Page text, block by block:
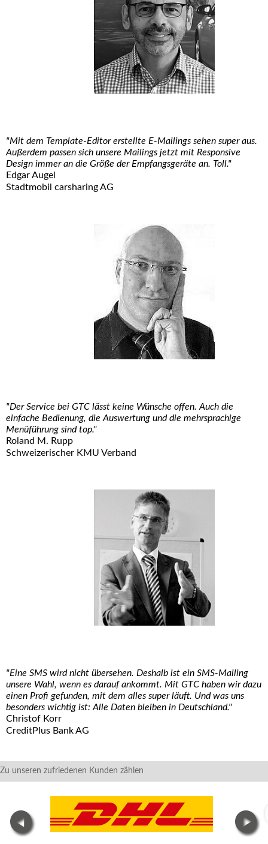
"Mit dem Template-Editor erstellte E-Mailings sehen super aus.
Außerdem passen sich unsere Mailings jetzt mit Responsive
Design immer an die Größe der Empfangsgeräte an. Toll."
Edgar Augel
Stadtmobil carsharing AG
"Der Service bei GTC lässt keine Wünsche offen. Auch die
einfache Bedienung, die Auswertung und die mehrsprachige
Menüführung sind top."
Roland M. Rupp
Schweizerischer KMU Verband
"Eine SMS wird nicht übersehen. Deshalb ist ein SMS-Mailing
unsere Wahl, wenn es darauf ankommt. Mit GTC haben wir dazu
einen Profi gefunden, mit dem alles super läuft. Und was uns
besonders wichtig ist: Alle Daten bleiben in Deutschland."
Christof Korr
CreditPlus Bank AG
Zu unseren zufriedenen Kunden zählen